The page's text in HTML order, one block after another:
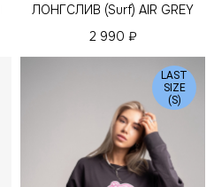
ЛОНГСЛИВ (Surf) AIR GREY
2 990 ₽
LAST
SIZE
(S)